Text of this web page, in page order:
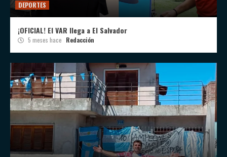
DEPORTES
¡OFICIAL! El VAR llega a El Salvador
5 meses hace Redacción